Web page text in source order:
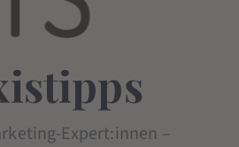
Expert:innen –